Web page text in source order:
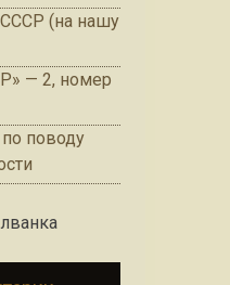
(на нашу
— 2, номер
поводу